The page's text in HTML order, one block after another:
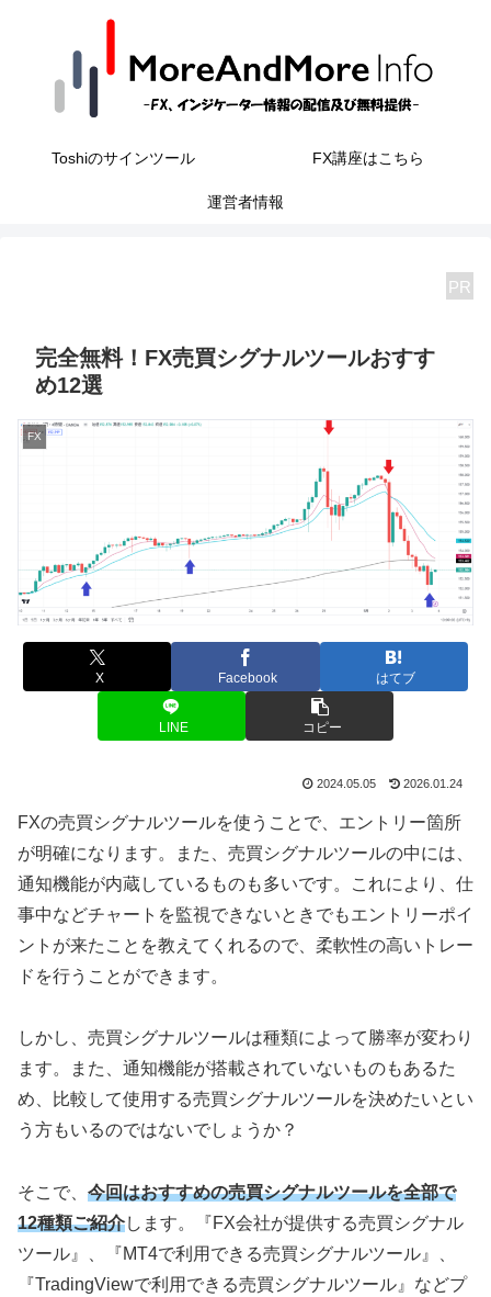
Toshiのサインツール FX講座はこちら
運営者情報
PR
完全無料！FX売買シグナルツールおすす
め12選
FX
X Facebook はてブ
LINE コピー
2024.05.05 2026.01.24
FXの売買シグナルツールを使うことで、エントリー箇所
が明確になります。また、売買シグナルツールの中には、
通知機能が内蔵しているものも多いです。これにより、仕
事中などチャートを監視できないときでもエントリーポイ
ントが来たことを教えてくれるので、柔軟性の高いトレー
ドを行うことができます。
しかし、売買シグナルツールは種類によって勝率が変わり
ます。また、通知機能が搭載されていないものもあるた
め、比較して使用する売買シグナルツールを決めたいとい
う方もいるのではないでしょうか？
そこで、 今回はおすすめの売買シグナルツールを全部で
12種類ご紹介します。『FX会社が提供する売買シグナル
ツール』、『MT4で利用できる売買シグナルツール』、
『TradingViewで利用できる売買シグナルツール』などプ